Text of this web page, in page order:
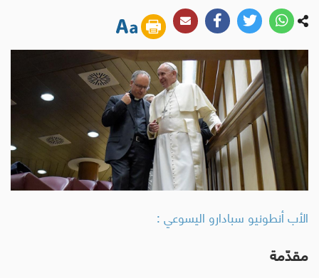
الأب أنطونيو سبادارو اليسوعي :
مقدّمة